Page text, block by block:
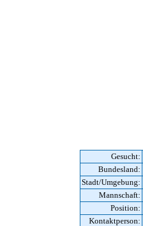
Gesucht:
Bundesland:
Stadt/Umgebung:
Mannschaft:
Position:
Kontaktperson: